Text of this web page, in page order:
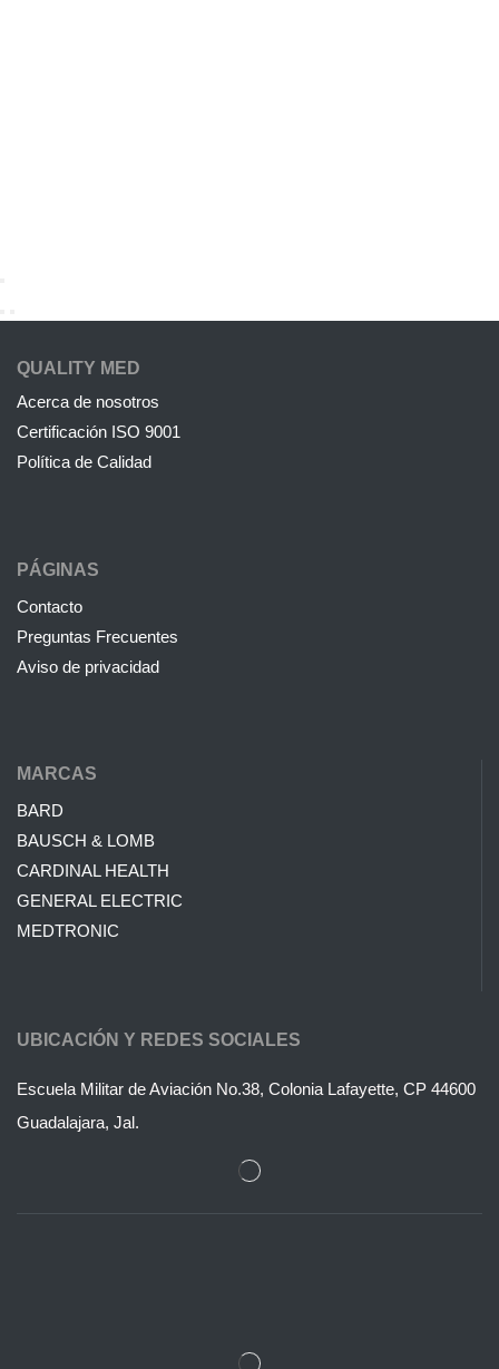
QUALITY MED
Acerca de nosotros
Certificación ISO 9001
Política de Calidad
PÁGINAS
Contacto
Preguntas Frecuentes
Aviso de privacidad
MARCAS
BARD
BAUSCH & LOMB
CARDINAL HEALTH
GENERAL ELECTRIC
MEDTRONIC
UBICACIÓN Y REDES SOCIALES
Escuela Militar de Aviación No.38, Colonia Lafayette, CP 44600
Guadalajara, Jal.